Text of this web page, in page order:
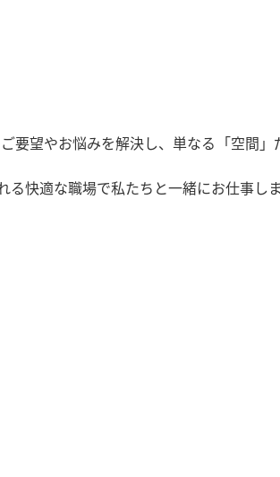
要望やお悩みを解決し、単なる「空間
快適な職場で私たちと一緒にお仕事し